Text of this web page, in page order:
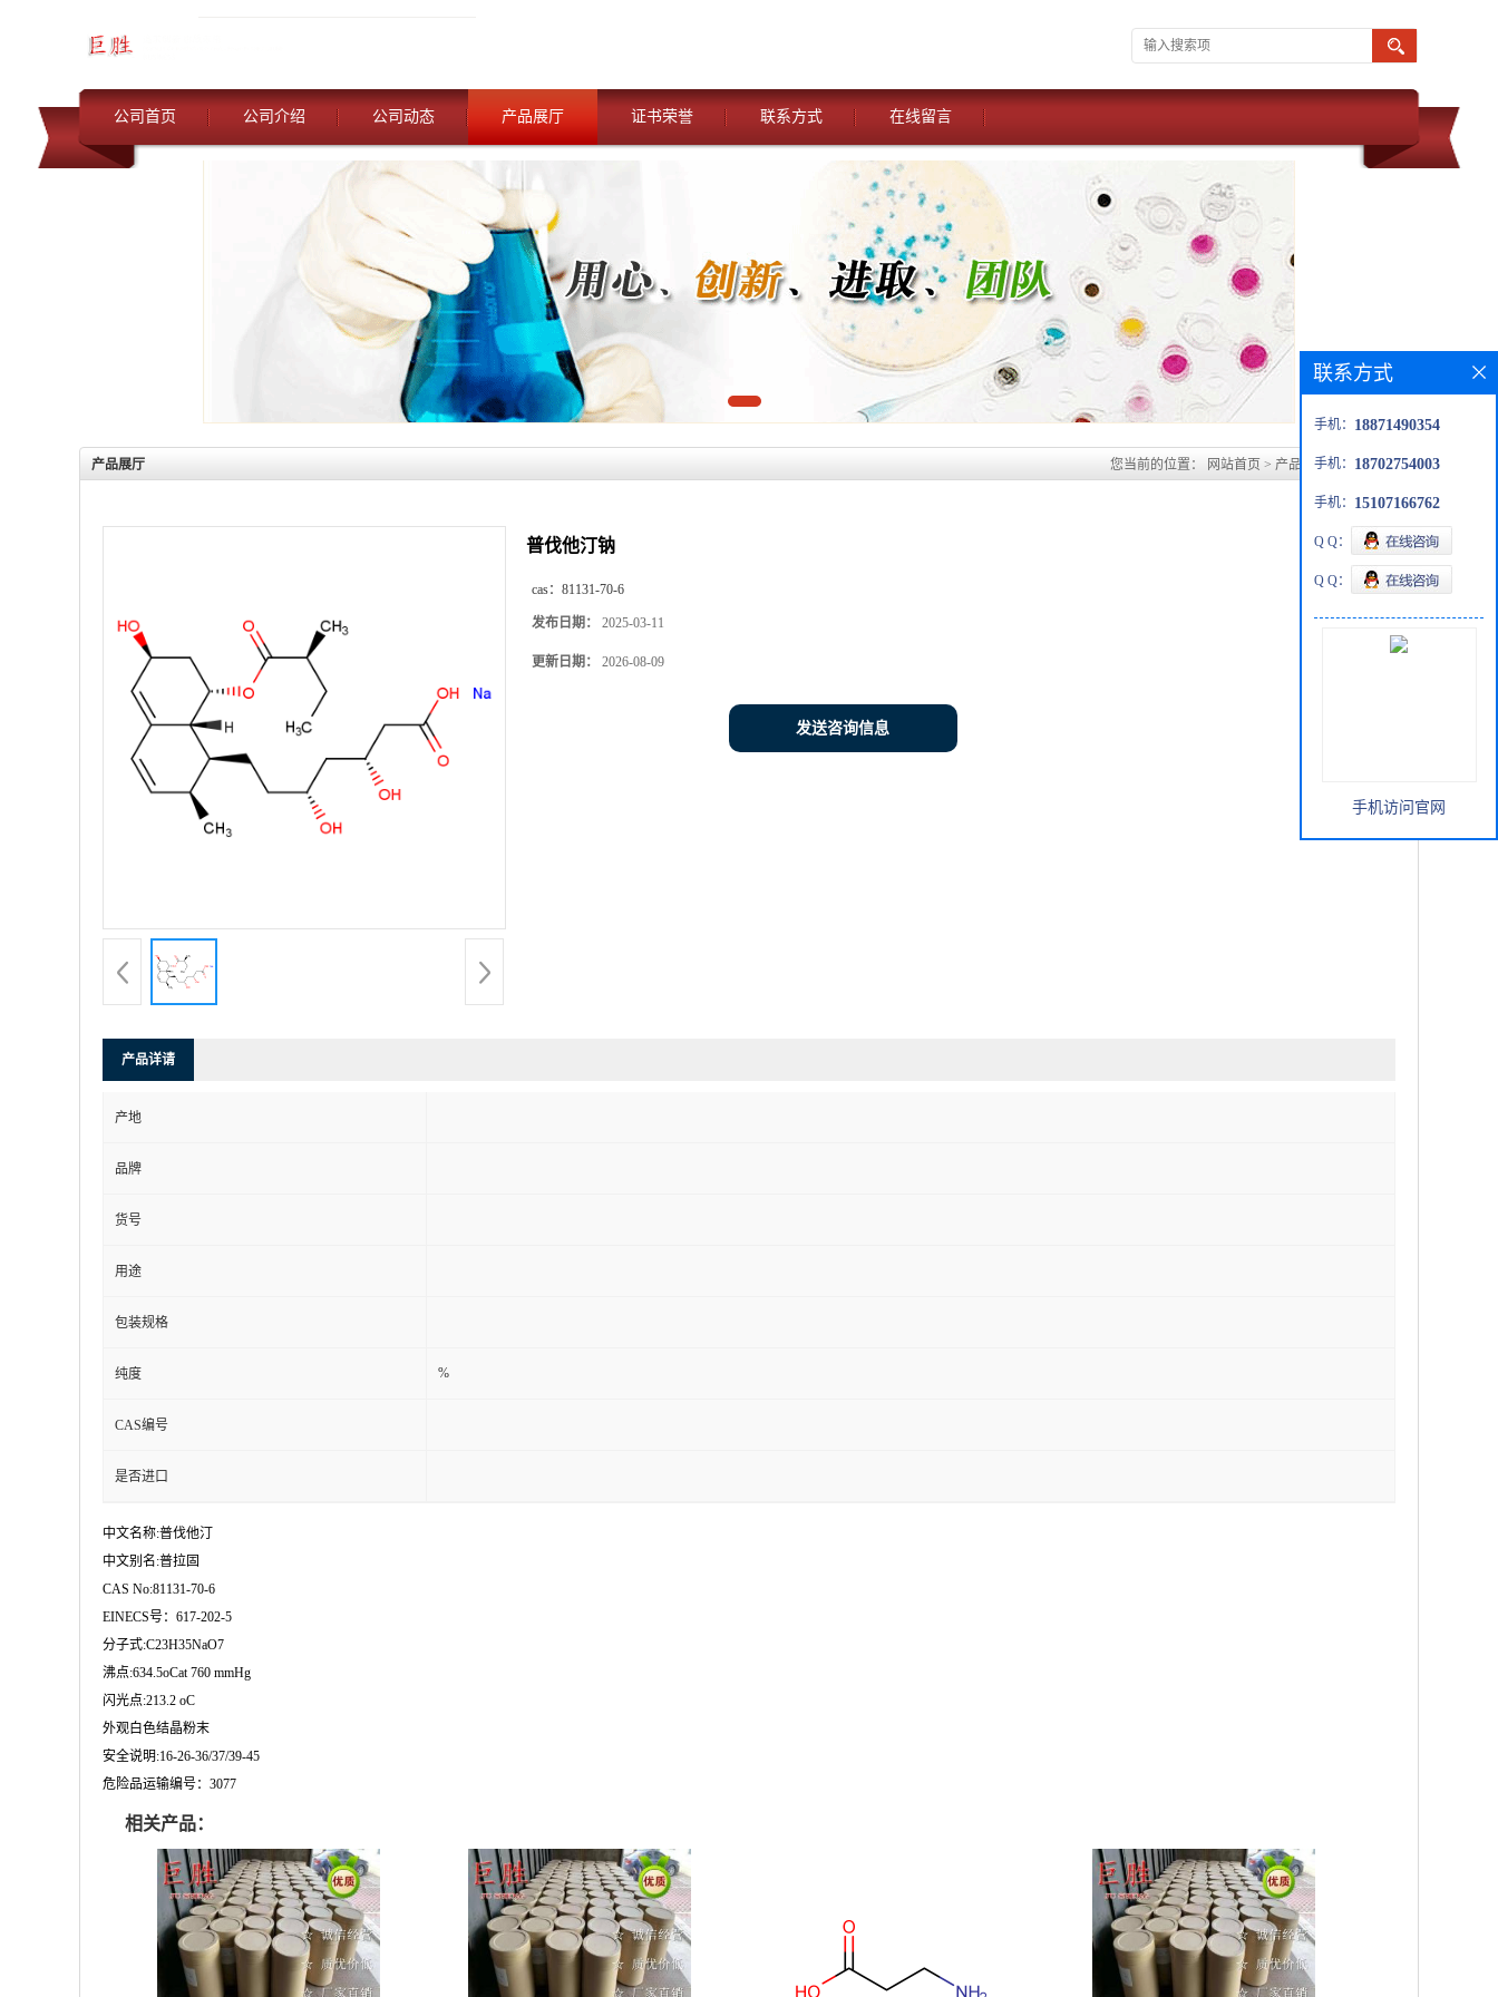
公司首页 公司介绍 公司动态 产品展厅 证书荣誉 联系方式 在线留言
产品展厅 您当前的位置： 网站首页 > 产品展厅>普伐他汀钠
普伐他汀钠
cas： 81131-70-6
发布日期： 2025-03-11
更新日期： 2026-08-09
发送咨询信息
产品详请
产地
品牌
货号
用途
包装规格
纯度 %
CAS编号
是否进口
中文名称:普伐他汀
中文别名:普拉固
CAS No:81131-70-6
EINECS号：617-202-5
分子式:C23H35NaO7
沸点:634.5oCat 760 mmHg
闪光点:213.2 oC
外观白色结晶粉末
安全说明:16-26-36/37/39-45
危险品运输编号：3077
相关产品：
联系方式
手机： 18871490354
手机： 18702754003
手机： 15107166762
Q Q：
Q Q：
手机访问官网